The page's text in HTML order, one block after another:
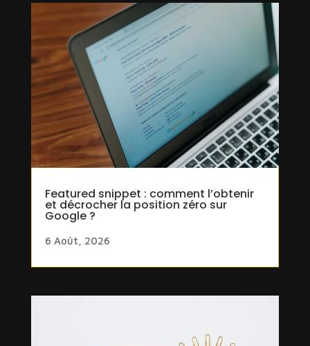
Featured snippet : comment l’obtenir
et décrocher la position zéro sur
Google ?
6 Août, 2026